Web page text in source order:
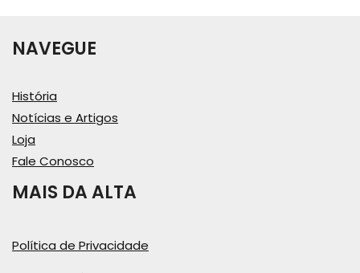
NAVEGUE
História
Notícias e Artigos
Loja
Fale Conosco
MAIS DA ALTA
Política de Privacidade